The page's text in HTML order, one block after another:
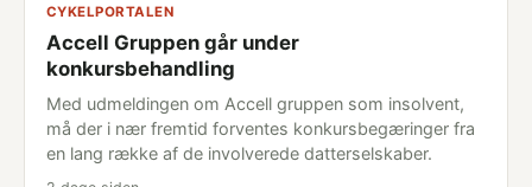
CYKELPORTALEN
Accell Gruppen går under
konkursbehandling
Med udmeldingen om Accell gruppen som insolvent,
må der i nær fremtid forventes konkursbegæringer fra
en lang række af de involverede datterselskaber.